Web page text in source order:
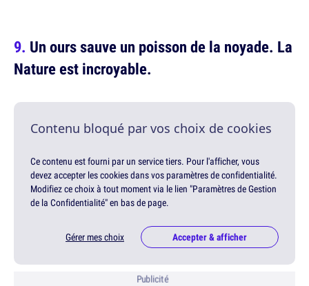
Un ours sauve un poisson de la noyade. La
Nature est incroyable.
Contenu bloqué par vos choix de cookies
Ce contenu est fourni par un service tiers. Pour l'afficher, vous
devez accepter les cookies dans vos paramètres de confidentialité.
Modifiez ce choix à tout moment via le lien "Paramètres de Gestion
de la Confidentialité" en bas de page.
Gérer mes choix Accepter & afficher
Publicité